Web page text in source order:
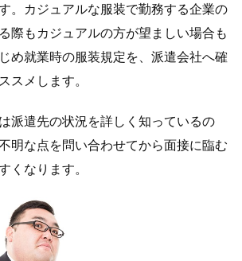
。カジュアルな服装で勤務する企業の
際もカジュアルの方が望ましい場合も
め就業時の服装規定を、派遣会社へ確
スメします。
派遣先の状況を詳しく知っているの
明な点を問い合わせてから面接に臨む
くなります。